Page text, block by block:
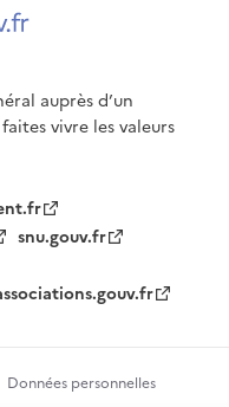
auprès d’un
vivre les valeurs
snu.gouv.fr
Données personnelles